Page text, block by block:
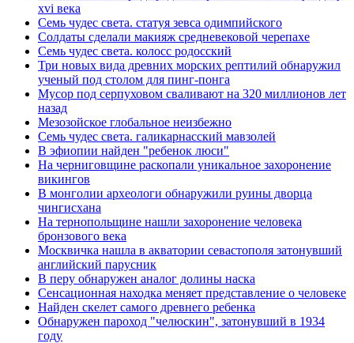
xvi века
Семь чудес света. статуя зевса одимпийского
Солдаты сделали макияж средневековой черепахе
Семь чудес света. колосс родосский
Три новых вида древних морских рептилий обнаружил
ученый под столом для пинг-понга
Мусор под cерпуховом сваливают на 320 миллионов лет
назад
Мезозойское глобальное неизбежно
Семь чудес света. галикарнасский мавзолей
В эфиопии найден "ребенок люси"
На черниговщине раскопали уникальное захоронение
викингов
В монголии археологи обнаружили руины дворца
чингисхана
На тернопольщине нашли захоронение человека
бронзового века
Москвичка нашла в акватории севастополя затонувший
английский парусник
В перу обнаружен аналог долины наска
Сенсационная находка меняет представление о человеке
Найден скелет самого древнего ребенка
Обнаружен пароход "челюскин", затонувший в 1934
году